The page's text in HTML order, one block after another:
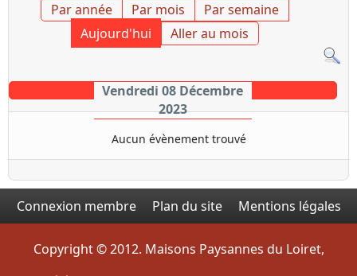
Par année Par mois
Par semaine
Aujourd'hui
Aller au mois
Vendredi 08 Décembre
2023
Aucun évènement trouvé
Connexion membre Plan du site Mentions légales
Copyright © 2012. Maisons Paysannes du Loiret,